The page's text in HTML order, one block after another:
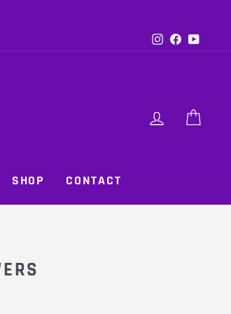
Instagram
LOG IN
SHOP CONTACT